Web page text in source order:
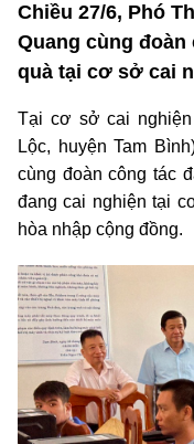
Chiều 27/6, Phó
Quang cùng đoàn
quà tại cơ sở cai
Tại cơ sở cai
Lộc, huyện Tam
cùng đoàn công tác
đang cai nghiện tại
hòa nhập cộng đồng.